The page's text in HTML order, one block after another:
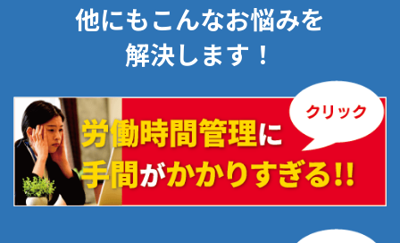
他にもこんなお悩みを
解決します！